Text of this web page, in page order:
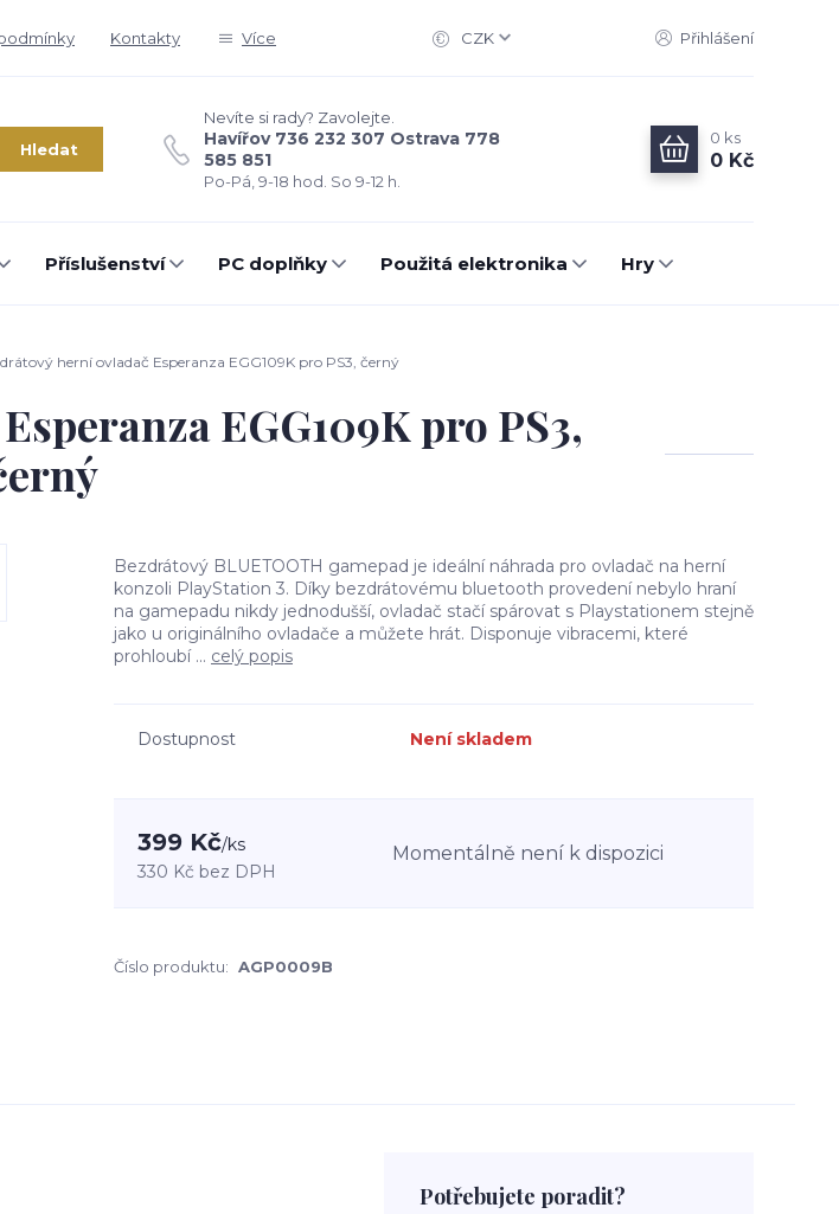
Kontakty Více CZK Přihlášení
Hledat
Nevíte si rady? Zavolejte.
Havířov 736 232 307 Ostrava 778
585 851
Po-Pá, 9-18 hod. So 9-12 h.
0 ks
0 Kč
Příslušenství PC doplňky Použitá elektronika Hry
herní ovladač Esperanza EGG109K pro PS3, černý
EGG109K pro PS3,
Bezdrátový BLUETOOTH gamepad je ideální náhrada pro ovladač na herní
konzoli PlayStation 3. Díky bezdrátovému bluetooth provedení nebylo hraní
na gamepadu nikdy jednodušší, ovladač stačí spárovat s Playstationem stejně
jako u originálního ovladače a můžete hrát. Disponuje vibracemi, které
prohloubí ... celý popis
Dostupnost Není skladem
399 Kč/ks
330 Kč bez DPH
Momentálně není k dispozici
Číslo produktu: AGP0009B
Potřebujete poradit?